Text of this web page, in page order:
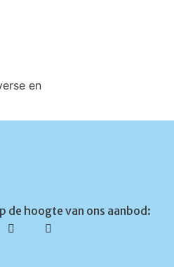
en
de hoogte van ons aanbod: